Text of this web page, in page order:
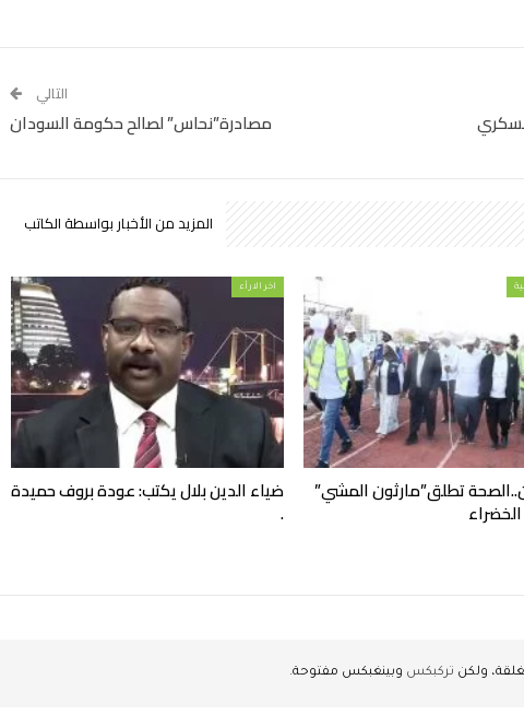
التالي
مصادرة”نحاس” لصالح حكومة السودان
المزيد من الأخبار بواسطة الكاتب
تطلق”مارثون المشي”
اخر الارأء
ضياء الدين بلال يكتب: عودة بروف حميدة
.
ولكن تركبكس وبينغبكس مفتوحة.